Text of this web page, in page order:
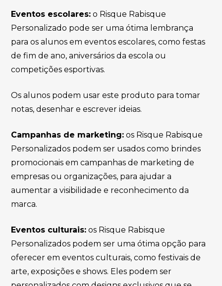
Eventos escolares: o Risque Rabisque
Personalizado pode ser uma ótima lembrança
para os alunos em eventos escolares, como festas
de fim de ano, aniversários da escola ou
competições esportivas.
Os alunos podem usar este produto para tomar
notas, desenhar e escrever ideias.
Campanhas de marketing: os Risque Rabisque
Personalizados podem ser usados como brindes
promocionais em campanhas de marketing de
empresas ou organizações, para ajudar a
aumentar a visibilidade e reconhecimento da
marca.
Eventos culturais: os Risque Rabisque
Personalizados podem ser uma ótima opção para
oferecer em eventos culturais, como festivais de
arte, exposições e shows. Eles podem ser